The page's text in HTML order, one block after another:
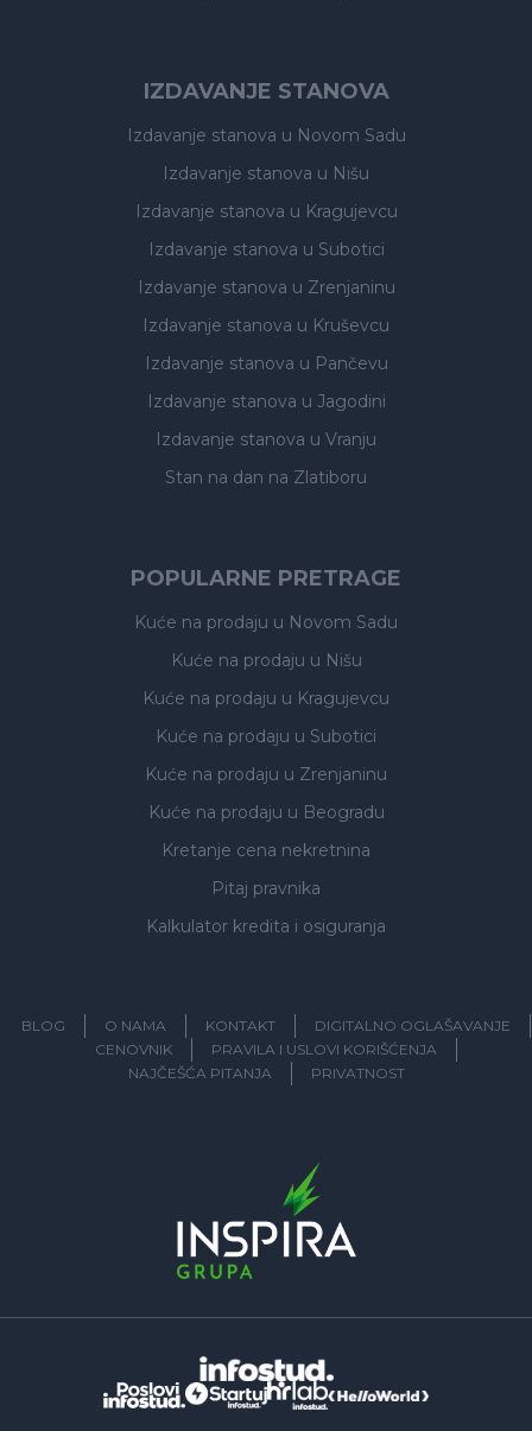
IZDAVANJE STANOVA
Izdavanje stanova u Novom Sadu
Izdavanje stanova u Nišu
Izdavanje stanova u Kragujevcu
Izdavanje stanova u Subotici
Izdavanje stanova u Zrenjaninu
Izdavanje stanova u Kruševcu
Izdavanje stanova u Pančevu
Izdavanje stanova u Jagodini
Izdavanje stanova u Vranju
Stan na dan na Zlatiboru
POPULARNE PRETRAGE
Kuće na prodaju u Novom Sadu
Kuće na prodaju u Nišu
Kuće na prodaju u Kragujevcu
Kuće na prodaju u Subotici
Kuće na prodaju u Zrenjaninu
Kuće na prodaju u Beogradu
Kretanje cena nekretnina
Pitaj pravnika
Kalkulator kredita i osiguranja
BLOG O NAMA KONTAKT
DIGITALNO OGLAŠAVANJE
CENOVNIK
PRAVILA I USLOVI KORIŠĆENJA
NAJČEŠĆA PITANJA
PRIVATNOST